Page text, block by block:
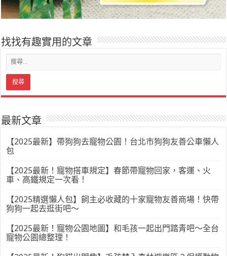
找找有趣實用的文章
最新文章
【2025最新】帶狗狗去寵物公園！台北市狗狗友善公車懶人
包
【2025最新！寵物搭車規定】春節帶寵物回家，客運、火
車、高鐵規定一次看！
【2025精選懶人包】飼主必收藏的十家寵物友善商場！快帶
狗狗一起去逛街吧～
【2025最新！寵物公園地圖】和毛孩一起出門踏青吧～全台
寵物公園總整理！